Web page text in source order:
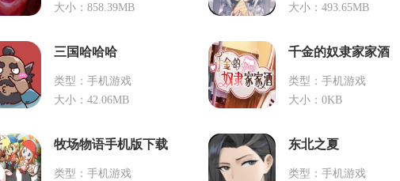
大小：858.39MB
大小：493.65MB
三国哈哈哈
类型：手机游戏
大小：42.06MB
千金的奴隶家家酒
类型：手机游戏
大小：0KB
牧场物语手机版下载
类型：手机游戏
东北之夏
类型：手机游戏